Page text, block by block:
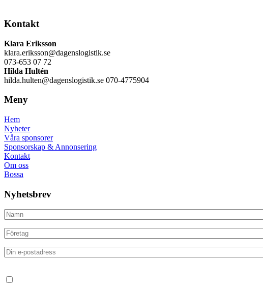
Kontakt
Klara Eriksson
klara.eriksson@dagenslogistik.se
073-653 07 72
Hilda Hultén
hilda.hulten@dagenslogistik.se 070-4775904
Meny
Hem
Nyheter
Våra sponsorer
Sponsorskap & Annonsering
Kontakt
Om oss
Bossa
Nyhetsbrev